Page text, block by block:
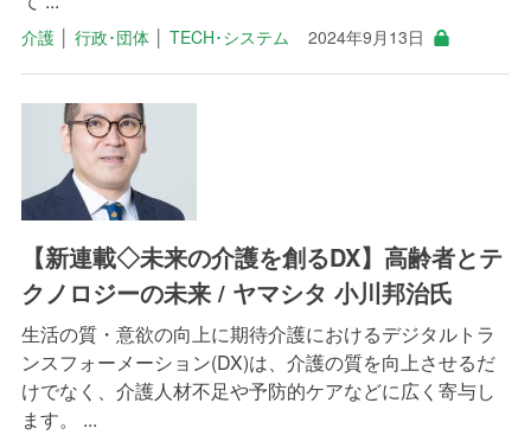
介護│ 行政･団体│ TECH･システム 2024年9月13日
【新連載◇未来の介護を創るDX】高齢者とテ
クノロジーの未来 / ヤマシタ 小川邦治氏
生活の質・意欲の向上に期待介護におけるデジタルトラ
ンスフォーメーション(DX)は、介護の質を向上させるだ
けでなく、介護人材不足や予防的ケアなどに広く寄与し
ます。 ...